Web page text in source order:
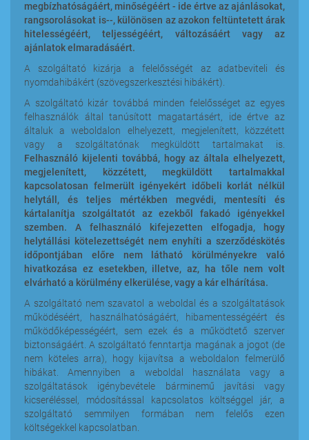
megbízhatóságáért, minőségéért - ide értve az ajánlásokat,
rangsorolásokat is--, különösen az azokon feltüntetett árak
hitelességéért, teljességéért, változásáért vagy az
ajánlatok elmaradásáért.
A szolgáltató kizárja a felelősségét az adatbeviteli és
nyomdahibákért (szövegszerkesztési hibákért).
A szolgáltató kizár továbbá minden felelősséget az egyes
felhasználók által tanúsított magatartásért, ide értve az
általuk a weboldalon elhelyezett, megjelenített, közzétett
vagy a szolgáltatónak megküldött tartalmakat is.
Felhasználó kijelenti továbbá, hogy az általa elhelyezett,
megjelenített, közzétett, megküldött tartalmakkal
kapcsolatosan felmerült igényekért időbeli korlát nélkül
helytáll, és teljes mértékben megvédi, mentesíti és
kártalanítja szolgáltatót az ezekből fakadó igényekkel
szemben. A felhasználó kifejezetten elfogadja, hogy
helytállási kötelezettségét nem enyhíti a szerződéskötés
időpontjában előre nem látható körülményekre való
hivatkozása ez esetekben, illetve, az, ha tőle nem volt
elvárható a körülmény elkerülése, vagy a kár elhárítása.
A szolgáltató nem szavatol a weboldal és a szolgáltatások
működéséért, használhatóságáért, hibamentességéért és
működőképességéért, sem ezek és a működtető szerver
biztonságáért. A szolgáltató fenntartja magának a jogot (de
nem köteles arra), hogy kijavítsa a weboldalon felmerülő
hibákat. Amennyiben a weboldal használata vagy a
szolgáltatások igénybevétele bárminemű javítási vagy
kicseréléssel, módosítással kapcsolatos költséggel jár, a
szolgáltató semmilyen formában nem felelős ezen
költségekkel kapcsolatban.